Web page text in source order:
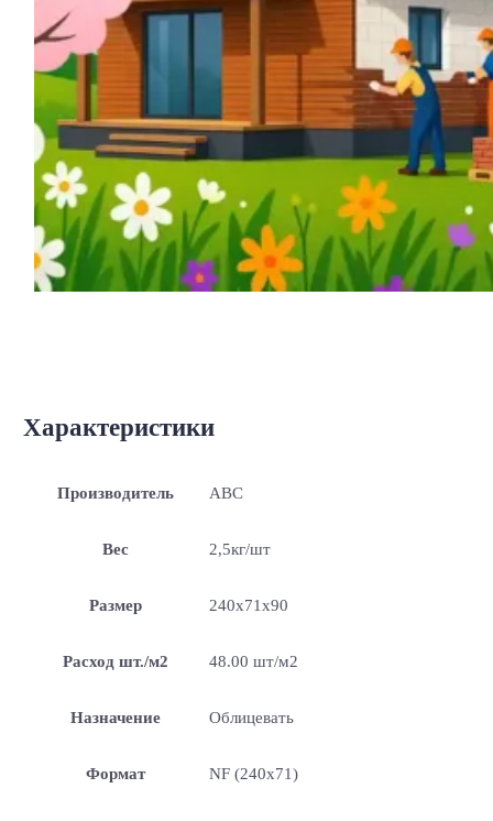
Характеристики
Производитель ABC
Вес 2,5кг/шт
Размер 240х71х90
Расход шт./м2 48.00 шт/м2
Назначение Облицевать
Формат NF (240х71)